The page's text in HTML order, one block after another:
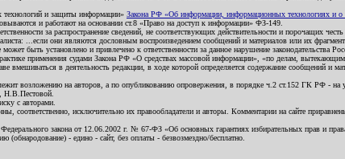
технологий и защиты информации» Закона РФ «Об информации, информационных технологиях и
и работают на основании ст.8 «Право на доступ к информации» ФЗ-149.
за распространение сведений, не соответствующих действительности и порочащих
...если они являются дословным воспроизведением сообщений и материалов или их
быть установлено и привлечено к ответственности за данное нарушение законодательства
применения судами Закона РФ «О средствах массовой информации», «по делам, вытекающим
в деятельность редакции, в ходе которой определяется содержание сообщений и
возложению на авторов, а по опубликованию опровержения, в порядке ч.2 ст.152 ГК РФ - на
Н.В.Пестовой.
с авторами.
соответственно, исключительно их правообладатели и авторы. Комментарии на сайте
закона от 12.06.2002 г. № 67-ФЗ «Об основных гарантиях избирательных прав и
- едино - сайт, без оплаты - безвозмездно/бесплатно.